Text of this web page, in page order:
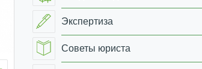
Экспертиза
Советы юриста